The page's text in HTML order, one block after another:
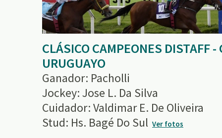
CLÁSICO CAMPEONES DISTAFF
URUGUAYO
Ganador: Pacholli
Jockey: Jose L. Da Silva
Cuidador: Valdimar E. De Oliveira
Stud: Hs. Bagé Do Sul Ver fotos